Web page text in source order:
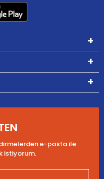
e-posta ile
istiyorum.